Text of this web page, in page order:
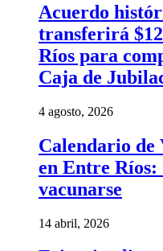
Acuerdo
transferirá
Ríos para
Caja de
4 agosto, 2026
Calendario de
en Entre Ríos:
vacunarse
14 abril, 2026